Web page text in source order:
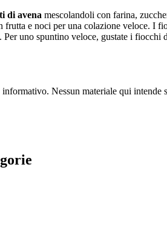
di avena mescolandoli con farina,
e noci per una colazione veloce. I
Per uno spuntino veloce, gustate i fiocchi
Nessun materiale qui